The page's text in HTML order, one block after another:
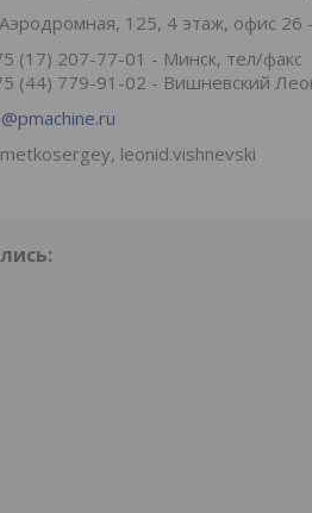
125, 4 этаж, офис
(17) 207-77-01
Минск, тел/факс
(44) 779-91-02
Вишневский
leonid.vishnevski